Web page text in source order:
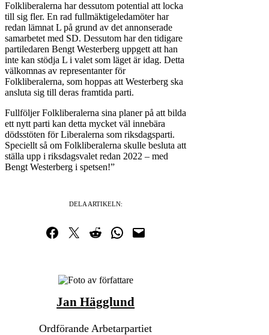
Folkliberalerna har dessutom potential att locka
till sig fler. En rad fullmäktigeledamöter har
redan lämnat L på grund av det annonserade
samarbetet med SD. Dessutom har den tidigare
partiledaren Bengt Westerberg uppgett att han
inte kan stödja L i valet som läget är idag. Detta
välkomnas av representanter för
Folkliberalerna, som hoppas att Westerberg ska
ansluta sig till deras framtida parti.
Fullföljer Folkliberalerna sina planer på att bilda
ett nytt parti kan detta mycket väl innebära
dödsstöten för Liberalerna som riksdagsparti.
Speciellt så om Folkliberalerna skulle besluta att
ställa upp i riksdagsvalet redan 2022 – med
Bengt Westerberg i spetsen!”
DELA ARTIKELN:
Dela på Facebook
Dela på TwitterDela på RedditDela i WhatsApp
Maila en länk
Jan Hägglund
Ordförande Arbetarpartiet